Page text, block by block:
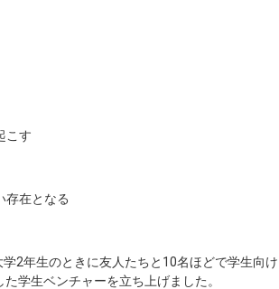
こす
存在となる
2年生のときに友人たちと10名ほどで学生向け
学生ベンチャーを立ち上げました。